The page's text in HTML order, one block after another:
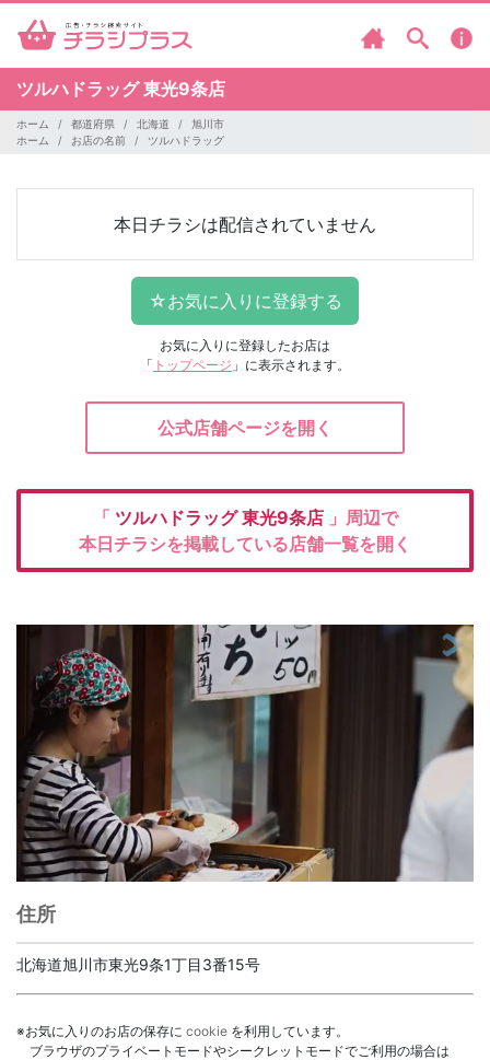
ツルハドラッグ東光9条店
ホーム 都道府県 北海道
旭川市
ホーム
お店の名前 ツルハドラッグ
本日チラシは配信されていません
お気に入りに登録したお店は
「 トップページ 」に表示されます。
公式店舗ページを開く
「 ツルハドラッグ東光9条店 」周辺で
本日チラシを掲載している店舗一覧を開く
住所
北海道旭川市東光9条1丁目3番15号
※お気に入りのお店の保存に cookie を利用しています。
ブラウザのプライベートモードやシークレットモードでご利用の場合は